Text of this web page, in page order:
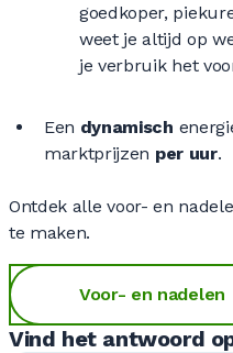
goedkoper,
weet je altijd op
je verbruik het
Een dynamisch
marktprijzen per uur.
Ontdek alle voor- en
te maken.
Voor- en nadelen
Vind het antwoord